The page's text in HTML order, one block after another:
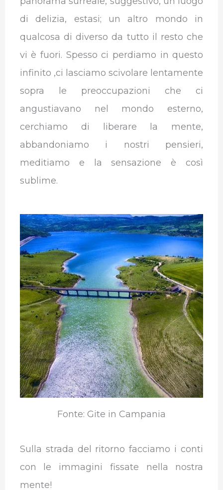
di delizia, estasi; un altro mondo in
qualcosa di diverso da tutto il resto che
vi è fuori. Spesso ci perdiamo in questo
infinito ,ci lasciamo scivolare lentamente
sopra le preoccupazioni che ci
angustiavano nel mondo esterno,
cerchiamo di liberare la mente,
abbandoniamo i nostri pensieri,
meditiamo e la sensazione è così
sublime.
Fonte: Gite in Campania
Sulla strada del ritorno facciamo i conti
con le immagini fissate nella nostra
mente!